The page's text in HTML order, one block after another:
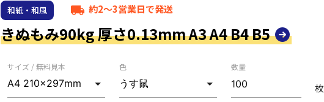
和紙・和風 local_shipping 約2～3営業日で発送
きぬもみ90kg 厚さ0.13mm A3 A4 B4 B5
サイズ / 無料見本 色 数量
枚